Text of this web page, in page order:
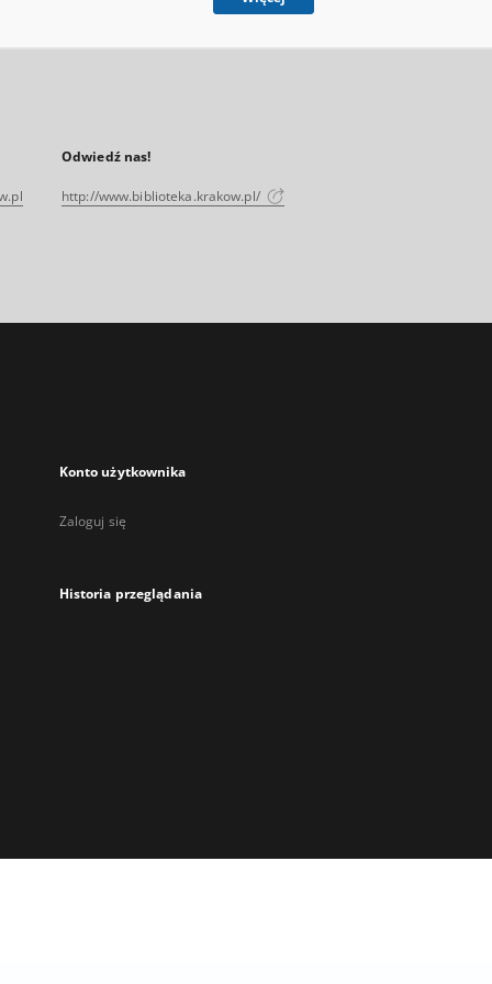
Odwiedź nas!
http://www.biblioteka.krakow.pl/
Konto użytkownika
Zaloguj się
Historia przeglądania